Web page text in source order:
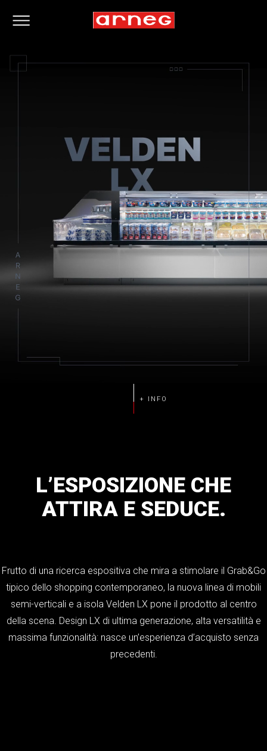
L’ESPOSIZIONE CHE
ATTIRA E SEDUCE.
Frutto di una ricerca espositiva che mira a stimolare il Grab&Go
tipico dello shopping contemporaneo, la nuova linea di mobili
semi-verticali e a isola Velden LX pone il prodotto al centro
della scena. Design LX di ultima generazione, alta versatilità e
massima funzionalità: nasce un’esperienza d’acquisto senza
precedenti.